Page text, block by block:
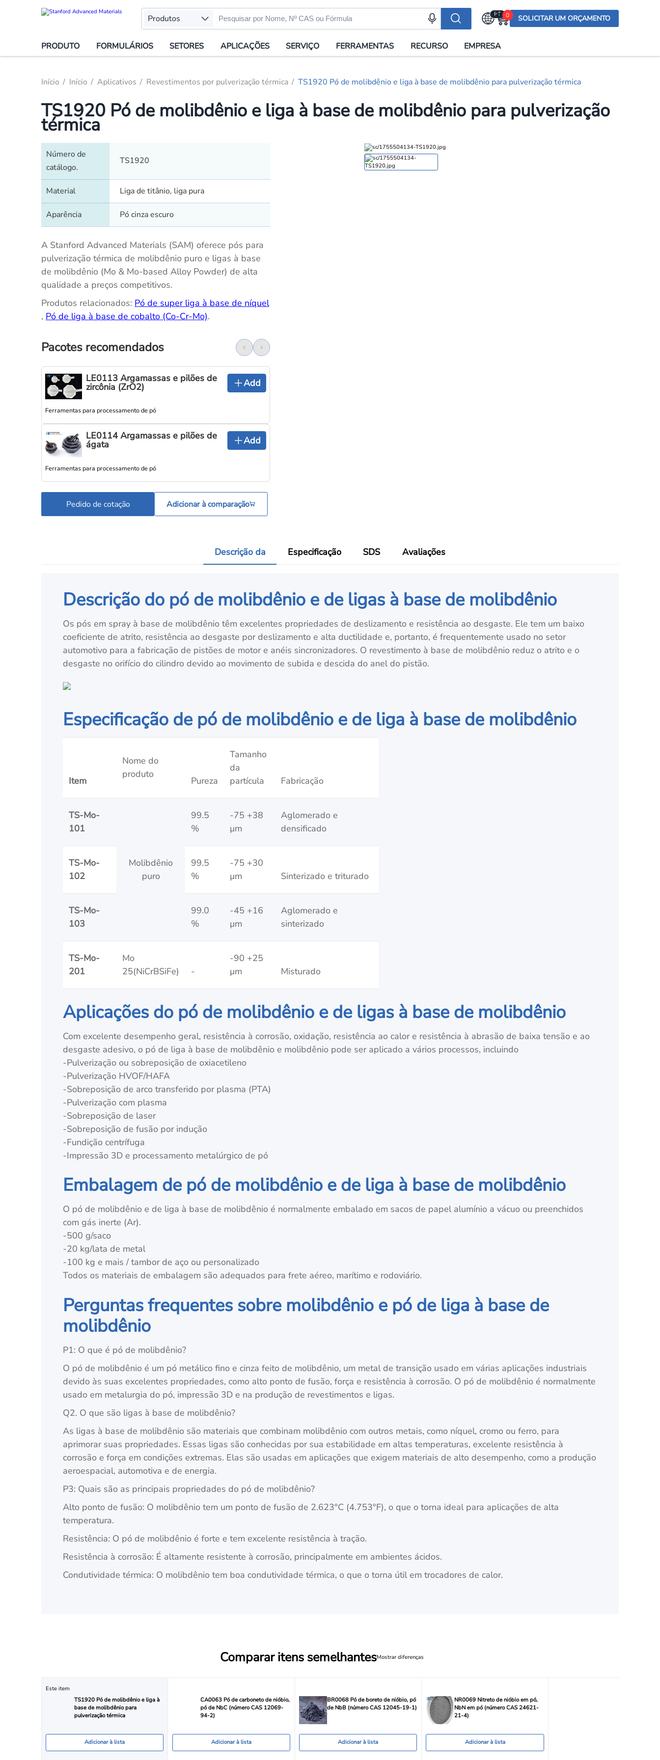
Produtos PT
English (US)
Española
Français
0 SOLICITAR UM ORÇAMENTO
PRODUTO FORMULÁRIOS SETORES APLICAÇÕES SERVIÇO FERRAMENTAS RECURSO EMPRESA
Início Início Aplicativos Revestimentos por pulverização térmica TS1920 Pó de molibdênio e liga à base de molibdênio para pulverização térmica
TS1920 Pó de molibdênio e liga à base de molibdênio para pulverização
térmica
Número de
catálogo.
TS1920
Material Liga de titânio, liga pura
Aparência Pó cinza escuro
A Stanford Advanced Materials (SAM) oferece pós para
pulverização térmica de molibdênio puro e ligas à base
de molibdênio (Mo & Mo-based Alloy Powder) de alta
qualidade a preços competitivos.
Produtos relacionados: Pó de super liga à base de níquel
, Pó de liga à base de cobalto (Co-Cr-Mo).
Pacotes recomendados
LE0113 Argamassas e pilões de
zircônia (ZrO2) Add
Ferramentas para processamento de pó
LE0114 Argamassas e pilões de
ágata Add
Ferramentas para processamento de pó
Pedido de cotação Adicionar à comparação
Descrição da Especificação SDS Avaliações
Descrição do pó de molibdênio e de ligas à base de molibdênio
Os pós em spray à base de molibdênio têm excelentes propriedades de deslizamento e resistência ao desgaste. Ele tem um baixo
coeficiente de atrito, resistência ao desgaste por deslizamento e alta ductilidade e, portanto, é frequentemente usado no setor
automotivo para a fabricação de pistões de motor e anéis sincronizadores. O revestimento à base de molibdênio reduz o atrito e o
desgaste no orifício do cilindro devido ao movimento de subida e descida do anel do pistão.
Especificação de pó de molibdênio e de liga à base de molibdênio
Item
Nome do
produto
Pureza
Tamanho
da
partícula
Fabricação
TS-Mo-
101
Molibdênio
puro
99.5
%
-75 +38
μm
Aglomerado e
densificado
TS-Mo-
102
99.5
%
-75 +30
μm
Sinterizado e triturado
TS-Mo-
103
99.0
%
-45 +16
μm
Aglomerado e
sinterizado
TS-Mo-
201
Mo
25(NiCrBSiFe)
-
-90 +25
μm
Misturado
Aplicações do pó de molibdênio e de ligas à base de molibdênio
Com excelente desempenho geral, resistência à corrosão, oxidação, resistência ao calor e resistência à abrasão de baixa tensão e ao
desgaste adesivo, o pó de liga à base de molibdênio e molibdênio pode ser aplicado a vários processos, incluindo
-Pulverização ou sobreposição de oxiacetileno
-Pulverização HVOF/HAFA
-Sobreposição de arco transferido por plasma (PTA)
-Pulverização com plasma
-Sobreposição de laser
-Sobreposição de fusão por indução
-Fundição centrífuga
-Impressão 3D e processamento metalúrgico de pó
Embalagem de pó de molibdênio e de liga à base de molibdênio
O pó de molibdênio e de liga à base de molibdênio é normalmente embalado em sacos de papel alumínio a vácuo ou preenchidos
com gás inerte (Ar).
-500 g/saco
-20 kg/lata de metal
-100 kg e mais / tambor de aço ou personalizado
Todos os materiais de embalagem são adequados para frete aéreo, marítimo e rodoviário.
Perguntas frequentes sobre molibdênio e pó de liga à base de
molibdênio
P1: O que é pó de molibdênio?
O pó de molibdênio é um pó metálico fino e cinza feito de molibdênio, um metal de transição usado em várias aplicações industriais
devido às suas excelentes propriedades, como alto ponto de fusão, força e resistência à corrosão. O pó de molibdênio é normalmente
usado em metalurgia do pó, impressão 3D e na produção de revestimentos e ligas.
Q2. O que são ligas à base de molibdênio?
As ligas à base de molibdênio são materiais que combinam molibdênio com outros metais, como níquel, cromo ou ferro, para
aprimorar suas propriedades. Essas ligas são conhecidas por sua estabilidade em altas temperaturas, excelente resistência à
corrosão e força em condições extremas. Elas são usadas em aplicações que exigem materiais de alto desempenho, como a produção
aeroespacial, automotiva e de energia.
P3: Quais são as principais propriedades do pó de molibdênio?
Alto ponto de fusão: O molibdênio tem um ponto de fusão de 2.623°C (4.753°F), o que o torna ideal para aplicações de alta
temperatura.
Resistência: O pó de molibdênio é forte e tem excelente resistência à tração.
Resistência à corrosão: É altamente resistente à corrosão, principalmente em ambientes ácidos.
Condutividade térmica: O molibdênio tem boa condutividade térmica, o que o torna útil em trocadores de calor.
Comparar itens semelhantesMostrar diferenças
Este item
TS1920 Pó de molibdênio e liga à
base de molibdênio para
pulverização térmica
Adicionar à lista
CA0063 Pó de carboneto de nióbio,
pó de NbC (número CAS 12069-
94-2)
Adicionar à lista
BR0068 Pó de boreto de nióbio, pó
de NbB (número CAS 12045-19-1)
Adicionar à lista
NR0069 Nitreto de nióbio em pó,
NbN em pó (número CAS 24621-
21-4)
Adicionar à lista